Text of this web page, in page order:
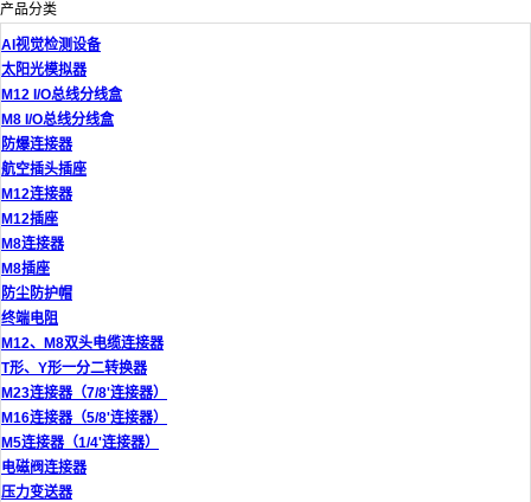
产品分类
AI视觉检测设备
太阳光模拟器
M12 I/O总线分线盒
M8 I/O总线分线盒
防爆连接器
航空插头插座
M12连接器
M12插座
M8连接器
M8插座
防尘防护帽
终端电阻
M12、M8双头电缆连接器
T形、Y形一分二转换器
M23连接器（7/8'连接器）
M16连接器（5/8'连接器）
M5连接器（1/4'连接器）
电磁阀连接器
压力变送器